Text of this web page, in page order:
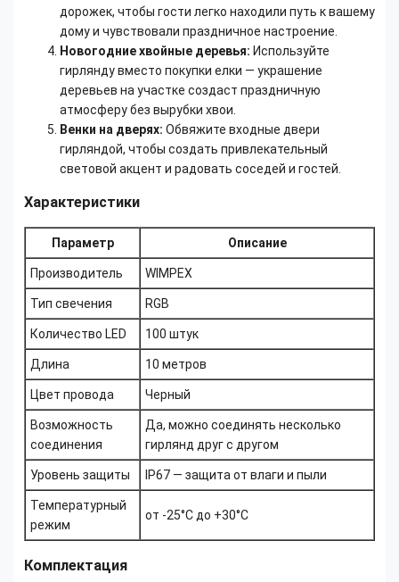
дорожек, чтобы гости легко находили путь к вашему
дому и чувствовали праздничное настроение.
Новогодние хвойные деревья: Используйте
гирлянду вместо покупки елки — украшение
деревьев на участке создаст праздничную
атмосферу без вырубки хвои.
Венки на дверях: Обвяжите входные двери
гирляндой, чтобы создать привлекательный
световой акцент и радовать соседей и гостей.
Характеристики
Параметр Описание
Производитель WIMPEX
Тип свечения RGB
Количество LED 100 штук
Длина 10 метров
Цвет провода Черный
Возможность
соединения
Да, можно соединять несколько
гирлянд друг с другом
Уровень защиты IP67 — защита от влаги и пыли
Температурный
режим
от -25°C до +30°C
Комплектация